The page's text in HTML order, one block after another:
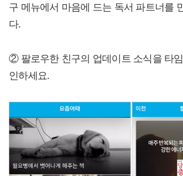
구 메뉴에서 마음에 드는 독서 파트너를
다.
② 팔로우한 친구의 업데이트 소식을 타
인하세요.